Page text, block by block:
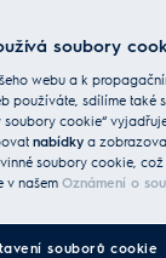
Služby
Podrobné
zde
soubory
webu a k
používáte, sdílíme také
soubory cookie“
nabídky a
soubory cookie,
v našemOznámení o
souborů cookie